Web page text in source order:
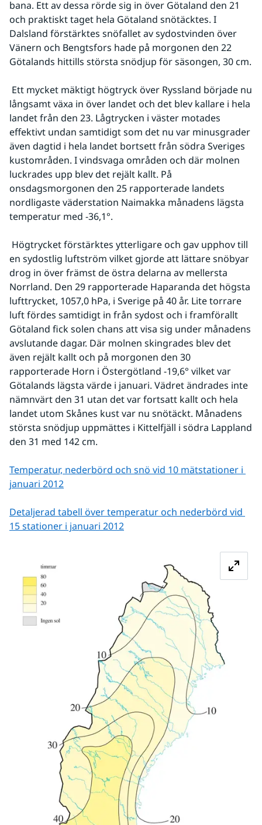
bana. Ett av dessa rörde sig in över Götaland den 21
och praktiskt taget hela Götaland snötäcktes. I
Dalsland förstärktes snöfallet av sydostvinden över
Vänern och Bengtsfors hade på morgonen den 22
Götalands hittills största snödjup för säsongen, 30 cm.
långsamt växa in över landet och det blev kallare i hela
landet från den 23. Lågtrycken i väster motades
effektivt undan samtidigt som det nu var minusgrader
även dagtid i hela landet bortsett från södra Sveriges
kustområden. I vindsvaga områden och där molnen
luckrades upp blev det rejält kallt. På
onsdagsmorgonen den 25 rapporterade landets
nordligaste väderstation Naimakka månadens lägsta
temperatur med -36,1°.
en sydostlig luftström vilket gjorde att lättare snöbyar
drog in över främst de östra delarna av mellersta
Norrland. Den 29 rapporterade Haparanda det högsta
lufttrycket, 1057,0 hPa, i Sverige på 40 år. Lite torrare
luft fördes samtidigt in från sydost och i framförallt
Götaland fick solen chans att visa sig under månadens
avslutande dagar. Där molnen skingrades blev det
även rejält kallt och på morgonen den 30
rapporterade Horn i Östergötland -19,6° vilket var
Götalands lägsta värde i januari. Vädret ändrades inte
nämnvärt den 31 utan det var fortsatt kallt och hela
landet utom Skånes kust var nu snötäckt. Månadens
största snödjup uppmättes i Kittelfjäll i södra Lappland
den 31 med 142 cm.
Temperatur, nederbörd och snö vid 10 mätstationer i
januari 2012
Detaljerad tabell över temperatur och nederbörd vid
15 stationer i januari 2012